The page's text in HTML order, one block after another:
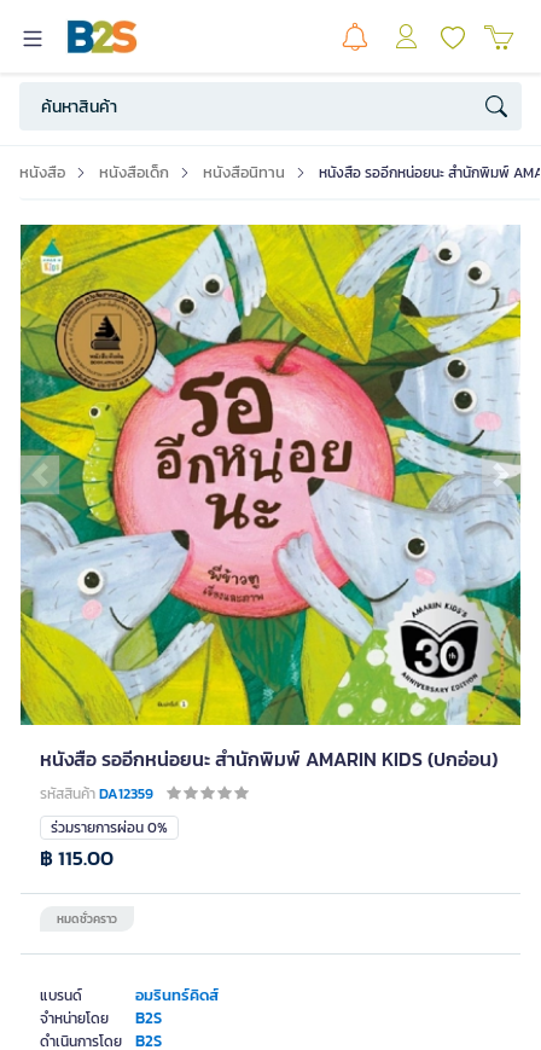
หนังสือ หนังสือเด็ก หนังสือนิทาน หนังสือ รออีกหน่อยนะ สำนักพิมพ์
Previous slide
หนังสือ รออีกหน่อยนะ สำนักพิมพ์ AMARIN KIDS (ปกอ่อน)
รหัสสินค้าDA12359
แบรนด์ อมรินทร์คิดส์
จำหน่ายโดย B2S
ดำเนินการโดย B2S
ร่วมรายการผ่อน 0%
หมดชั่วคราว
฿ 115.00